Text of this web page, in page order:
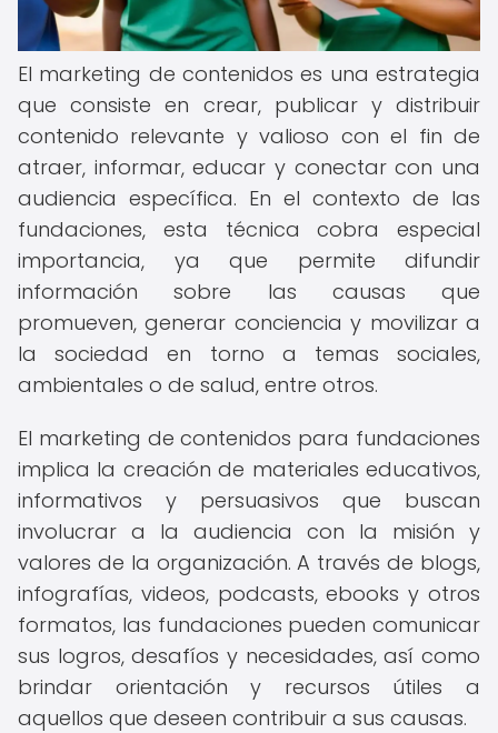
El marketing de contenidos es una estrategia
que consiste en crear, publicar y distribuir
contenido relevante y valioso con el fin de
atraer, informar, educar y conectar con una
audiencia específica. En el contexto de las
fundaciones, esta técnica cobra especial
importancia, ya que permite difundir
información sobre las causas que
promueven, generar conciencia y movilizar a
la sociedad en torno a temas sociales,
ambientales o de salud, entre otros.
El marketing de contenidos para fundaciones
implica la creación de materiales educativos,
informativos y persuasivos que buscan
involucrar a la audiencia con la misión y
valores de la organización. A través de blogs,
infografías, videos, podcasts, ebooks y otros
formatos, las fundaciones pueden comunicar
sus logros, desafíos y necesidades, así como
brindar orientación y recursos útiles a
aquellos que deseen contribuir a sus causas.